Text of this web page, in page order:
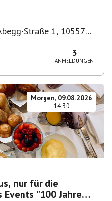
Straße 1, 10557
3
ANMELDUNGEN
Morgen, 09.08.2026
14:30
nur für die
Events "100 Jahre